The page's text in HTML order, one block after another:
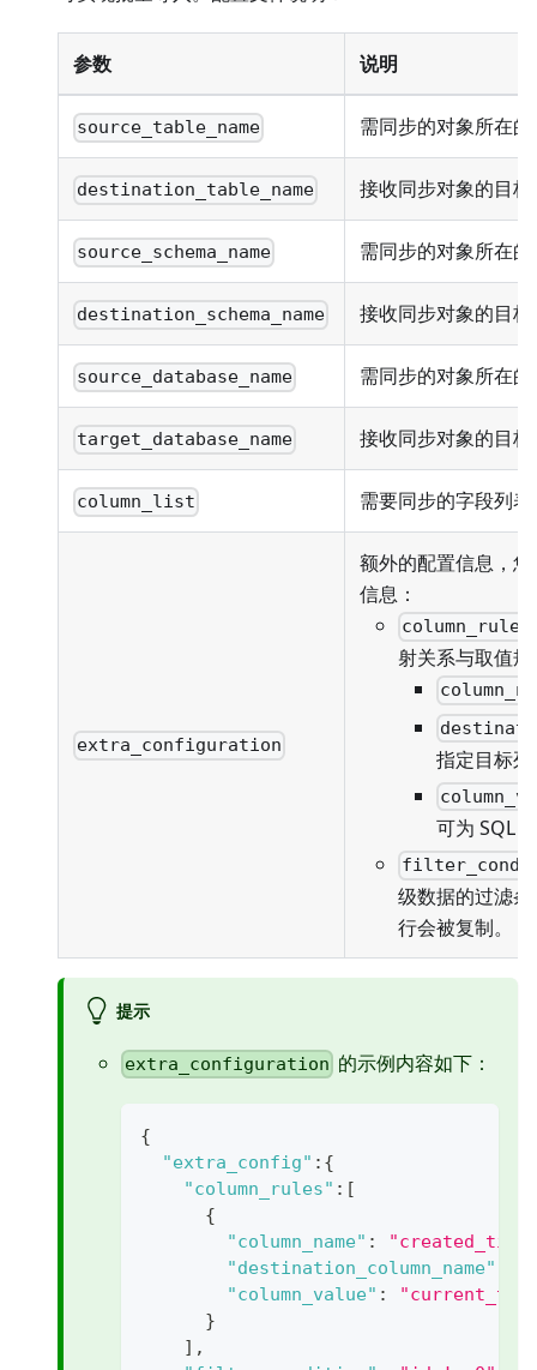
参数 说明
source_table_name 需同步的对象所在
destination_table_name 接收同步对象的目
source_schema_name 需同步的对象所在
destination_schema_name 接收同步对象的目
source_database_name 需同步的对象所在
target_database_name 接收同步对象的目
column_list 需要同步的字段列表
extra_configuration
额外的配置信息，
信息：
column_rules
射关系与取值
指定目标
可为 SQL
级数据的过滤
行会被复制。
提示
extra_configuration 的示例内容如下：
{
"extra_config" : {
"column_rules" : [
{
"column_name" :
"destination_column_name"
"column_value" :
}
] ,